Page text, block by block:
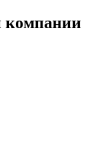
компании